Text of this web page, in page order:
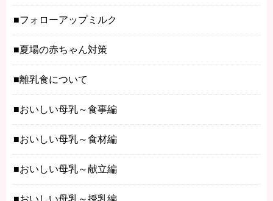
フォローアップミルク
夏場の赤ちゃん対策
離乳食について
おいしい母乳～食事編
おいしい母乳～食材編
おいしい母乳～献立編
おいしい母乳～授乳編